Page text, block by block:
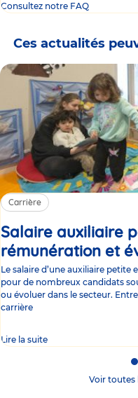
Consultez notre FAQ
Ces actualités
Carrière
Salaire auxiliaire
rémunération et
Le salaire d’une auxiliaire
pour de nombreux candidats
ou évoluer dans le secteur.
carrière
Lire la suite
Voir toutes